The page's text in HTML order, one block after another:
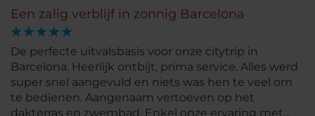
Een zalig verblijf in zonnig Barcelona
De perfecte uitvalsbasis voor onze citytrip in
Barcelona. Heerlijk ontbijt, prima service. Alles werd
super snel aangevuld en niets was hen te veel om
te bedienen. Aangenaam vertoeven op het
dakterras en zwembad. Enkel onze ervaring met